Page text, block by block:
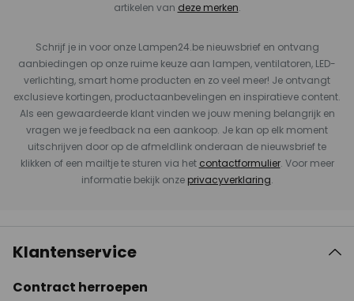
artikelen van deze merken.
Schrijf je in voor onze Lampen24.be nieuwsbrief en ontvang
aanbiedingen op onze ruime keuze aan lampen, ventilatoren, LED-
verlichting, smart home producten en zo veel meer! Je ontvangt
exclusieve kortingen, productaanbevelingen en inspiratieve content.
Als een gewaardeerde klant vinden we jouw mening belangrijk en
vragen we je feedback na een aankoop. Je kan op elk moment
uitschrijven door op de afmeldlink onderaan de nieuwsbrief te
klikken of een mailtje te sturen via het contactformulier. Voor meer
informatie bekijk onze privacyverklaring.
Klantenservice
Contract herroepen